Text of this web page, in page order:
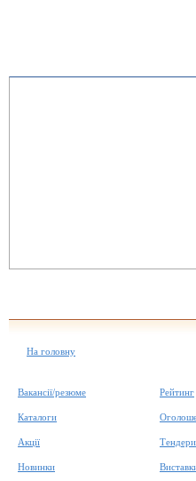
На головну
Вакансії/резюме
Каталоги
Акції
Новинки
Рейтинг
Тендери